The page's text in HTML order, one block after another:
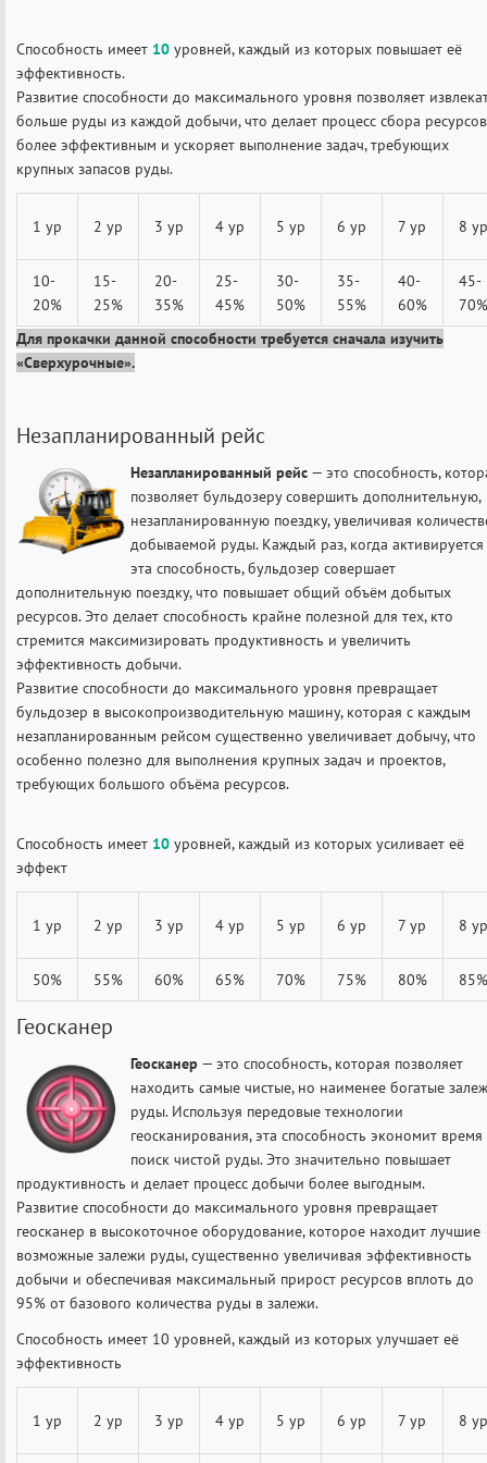
Способность имеет 10 уровней, каждый из которых повышает её
эффективность.
Развитие способности до максимального уровня позволяет
больше руды из каждой добычи, что делает процесс сбора ресурсов
более эффективным и ускоряет выполнение задач, требующих
крупных запасов руды.
1 ур 2 ур 3 ур 4 ур 5 ур 6 ур 7 ур 8 ур
10-
20%
15-
25%
20-
35%
25-
45%
30-
50%
35-
55%
40-
60%
45-
70%
Для прокачки данной способности требуется сначала изучить
«Сверхурочные».
Незапланированный рейс
Незапланированный рейс — это способность,
позволяет бульдозеру совершить дополнительную,
незапланированную поездку, увеличивая
добываемой руды. Каждый раз, когда активируется
эта способность, бульдозер совершает
дополнительную поездку, что повышает общий объём добытых
ресурсов. Это делает способность крайне полезной для тех, кто
стремится максимизировать продуктивность и увеличить
эффективность добычи.
Развитие способности до максимального уровня превращает
бульдозер в высокопроизводительную машину, которая с каждым
незапланированным рейсом существенно увеличивает добычу, что
особенно полезно для выполнения крупных задач и проектов,
требующих большого объёма ресурсов.
Способность имеет 10 уровней, каждый из которых усиливает её
эффект
1 ур 2 ур 3 ур 4 ур 5 ур 6 ур 7 ур 8 ур
50% 55% 60% 65% 70% 75% 80% 85%
Геосканер
Геосканер — это способность, которая позволяет
находить самые чистые, но наименее богатые
руды. Используя передовые технологии
геосканирования, эта способность экономит время
поиск чистой руды. Это значительно повышает
продуктивность и делает процесс добычи более выгодным.
Развитие способности до максимального уровня превращает
геосканер в высокоточное оборудование, которое находит лучшие
возможные залежи руды, существенно увеличивая эффективность
добычи и обеспечивая максимальный прирост ресурсов вплоть до
95% от базового количества руды в залежи.
Способность имеет 10 уровней, каждый из которых улучшает её
эффективность
1 ур 2 ур 3 ур 4 ур 5 ур 6 ур 7 ур 8 ур